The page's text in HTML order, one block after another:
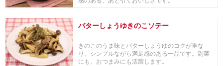
バターしょうゆきのこソテー
きのこのうま味とバターしょうゆのコクが重な
り、シンプルながら満足感のある一品です。副菜
にも、おつまみにも活躍します。